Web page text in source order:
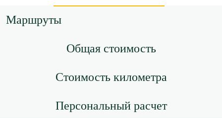
Маршруты
Общая стоимость
Стоимость километра
Персональный расчет